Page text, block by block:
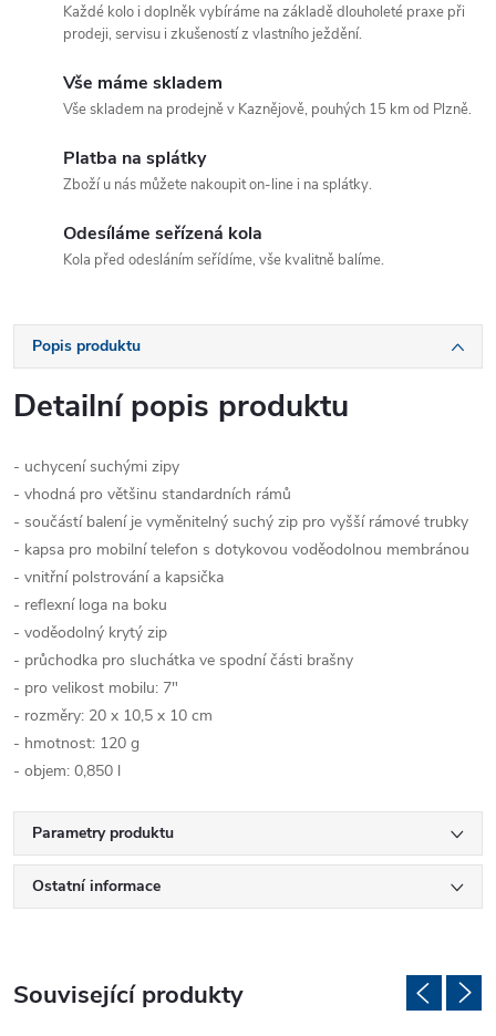
Každé kolo i doplněk vybíráme na základě dlouholeté praxe při
prodeji, servisu i zkušeností z vlastního ježdění.
Vše máme skladem
Vše skladem na prodejně v Kaznějově, pouhých 15 km od Plzně.
Platba na splátky
Zboží u nás můžete nakoupit on-line i na splátky.
Odesíláme seřízená kola
Kola před odesláním seřídíme, vše kvalitně balíme.
Popis produktu
Detailní popis produktu
- uchycení suchými zipy
- vhodná pro většinu standardních rámů
- součástí balení je vyměnitelný suchý zip pro vyšší rámové trubky
- kapsa pro mobilní telefon s dotykovou voděodolnou membránou
- vnitřní polstrování a kapsička
- reflexní loga na boku
- voděodolný krytý zip
- průchodka pro sluchátka ve spodní části brašny
- pro velikost mobilu: 7"
- rozměry: 20 x 10,5 x 10 cm
- hmotnost: 120 g
- objem: 0,850 l
Parametry produktu
Ostatní informace
Související produkty